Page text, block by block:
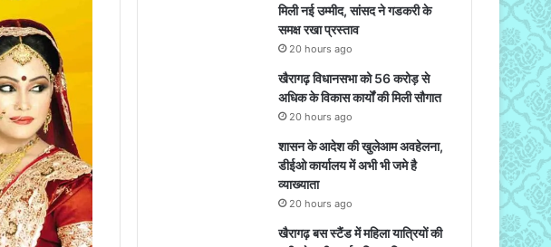
मिली नई उम्मीद, सांसद ने गडकरी के
समक्ष रखा प्रस्ताव
20 hours ago
खैरागढ़ विधानसभा को 56 करोड़ से
अधिक के विकास कार्यों की मिली सौगात
20 hours ago
शासन के आदेश की खुलेआम अवहेलना,
डीईओ कार्यालय में अभी भी जमे है
व्याख्याता
20 hours ago
खैरागढ़ बस स्टैंड में महिला यात्रियों की